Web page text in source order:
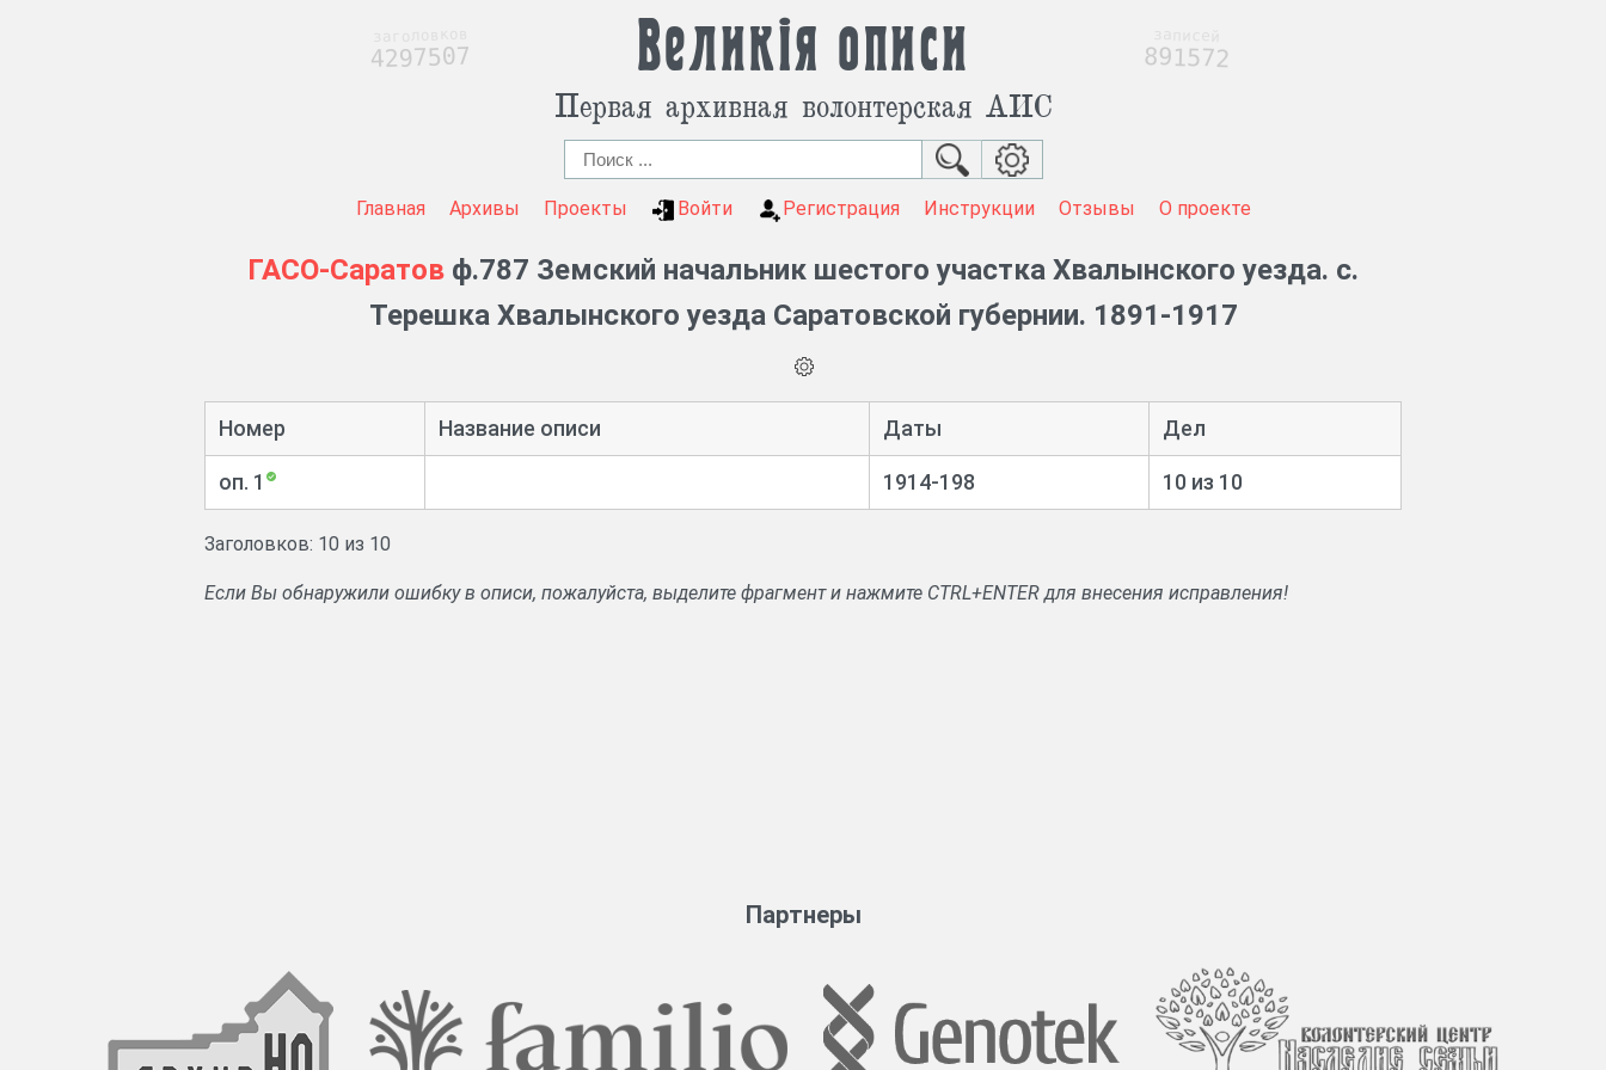
Великія описи
Первая архивная волонтерская АИС
Главная Архивы Проекты Войти Регистрация Инструкции Отзывы О проекте
ГАСО-Саратов ф.787 Земский начальник шестого участка Хвалынского уезда. с.
Терешка Хвалынского уезда Саратовской губернии. 1891-1917
Номер Название описи Даты Дел
оп. 1 1914-198 10 из 10
Заголовков: 10 из 10
Если Вы обнаружили ошибку в описи, пожалуйста, выделите фрагмент и нажмите CTRL+ENTER для внесения исправления!
Партнеры
4297507 891572